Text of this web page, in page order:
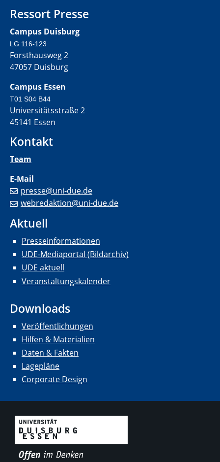
Ressort Presse
Campus Duisburg
LG 116-123
Forsthausweg 2
47057 Duisburg
Campus Essen
T01 S04 B44
Universitätsstraße 2
45141 Essen
Kontakt
Team
E-Mail
presse@uni-due.de
webredaktion@uni-due.de
Aktuell
Presseinformationen
UDE-Mediaportal (Bildarchiv)
UDE aktuell
Veranstaltungskalender
Downloads
Veröffentlichungen
Hilfen & Materialien
Daten & Fakten
Lagepläne
Corporate Design